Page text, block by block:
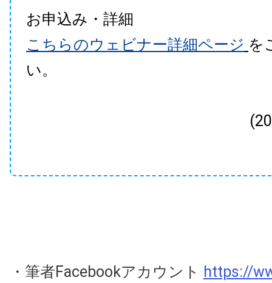
お申込み・詳細
こちらのウェビナー詳細ページ を
い。
・筆者Facebookアカウント https://